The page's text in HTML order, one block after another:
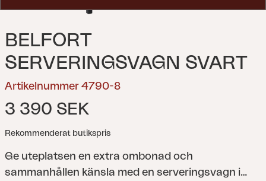
BELFORT
SERVERINGSVAGN SVART
Artikelnummer 4790-8
3 390 SEK
Rekommenderat butikspris
Ge uteplatsen en extra ombonad och
sammanhållen känsla med en serveringsvagn i